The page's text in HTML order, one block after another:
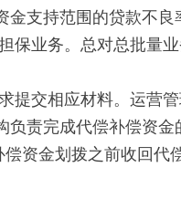
支持范围的贷款不良
保业务。总对总批量
交相应材料。运营管
负责完成代偿补偿资金
资金划拨之前收回代